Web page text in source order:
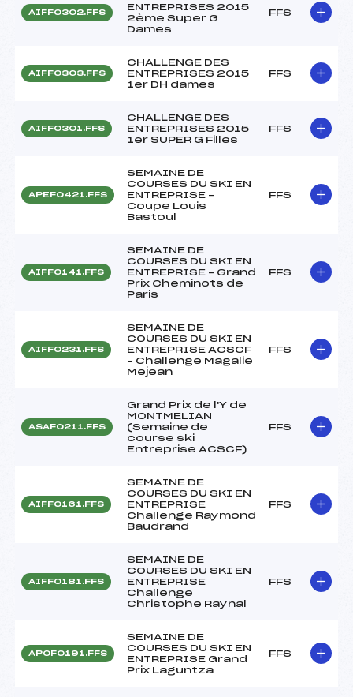
AIFF0302.FFS
ENTREPRISES 2015
2ème Super G
Dames
FFS
AIFF0303.FFS
CHALLENGE DES
ENTREPRISES 2015
1er DH dames
FFS
AIFF0301.FFS
CHALLENGE DES
ENTREPRISES 2015
1er SUPER G Filles
FFS
APEF0421.FFS
SEMAINE DE
COURSES DU SKI EN
ENTREPRISE –
Coupe Louis
Bastoul
FFS
AIFF0141.FFS
SEMAINE DE
COURSES DU SKI EN
ENTREPRISE – Grand
Prix Cheminots de
Paris
FFS
AIFF0231.FFS
SEMAINE DE
COURSES DU SKI EN
ENTREPRISE ACSCF
– Challenge Magalie
Mejean
FFS
ASAF0211.FFS
Grand Prix de l'Y de
MONTMELIAN
(Semaine de
course ski
Entreprise ACSCF)
FFS
AIFF0161.FFS
SEMAINE DE
COURSES DU SKI EN
ENTREPRISE
Challenge Raymond
Baudrand
FFS
AIFF0181.FFS
SEMAINE DE
COURSES DU SKI EN
ENTREPRISE
Challenge
Christophe Raynal
FFS
APOF0191.FFS
SEMAINE DE
COURSES DU SKI EN
ENTREPRISE Grand
Prix Laguntza
FFS